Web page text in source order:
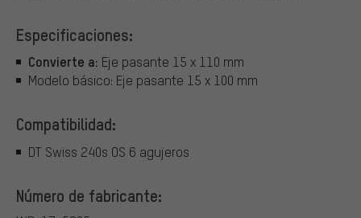
Especificaciones:
Convierte a: Eje pasante 15 x 110 mm
Modelo básico: Eje pasante 15 x 100 mm
Compatibilidad:
DT Swiss 240s OS 6 agujeros
Número de fabricante: